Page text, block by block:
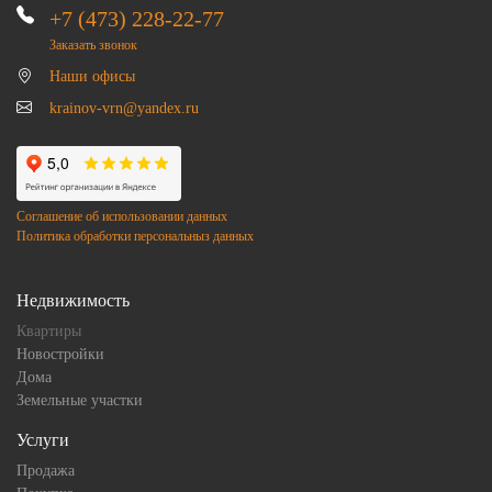
+7 (473) 228-22-77
Заказать звонок
Наши офисы
krainov-vrn@yandex.ru
Соглашение об использовании данных
Политика обработки персональныз данных
Недвижимость
Квартиры
Новостройки
Дома
Земельные участки
Услуги
Продажа